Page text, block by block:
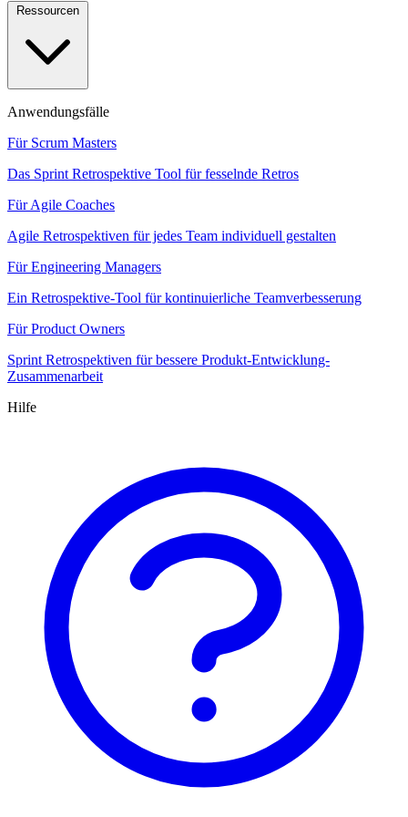
Anwendungsfälle
Für Scrum Masters
Das Sprint Retrospektive Tool für fesselnde Retros
Für Agile Coaches
Agile Retrospektiven für jedes Team individuell gestalten
Für Engineering Managers
Ein Retrospektive-Tool für kontinuierliche Teamverbesserung
Für Product Owners
Sprint Retrospektiven für bessere Produkt-Entwicklung-
Zusammenarbeit
Hilfe